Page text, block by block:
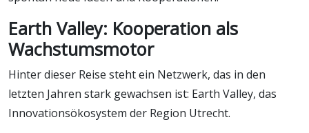
Earth Valley: Kooperation als
Wachstumsmotor
Hinter dieser Reise steht ein Netzwerk, das in den
letzten Jahren stark gewachsen ist: Earth Valley, das
Innovationsökosystem der Region Utrecht.